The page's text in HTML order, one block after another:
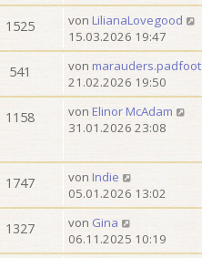
1525 von LilianaLovegood
15.03.2026 19:47
541 von marauders.padfoot
21.02.2026 19:50
1158 von Elinor McAdam
31.01.2026 23:08
1747 von Indie
05.01.2026 13:02
1327 von Gina
06.11.2025 10:19